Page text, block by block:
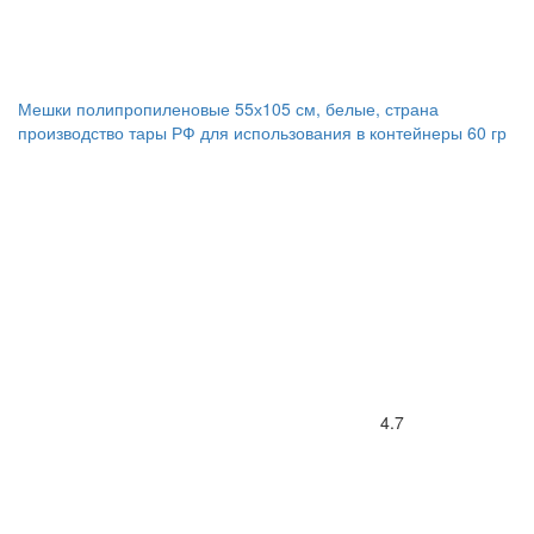
Мешки полипропиленовые 55х105 см, белые, страна
производство тары РФ для использования в контейнеры 60 гр
4.7